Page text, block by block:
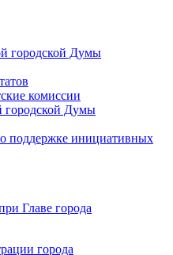
городской Думы
комиссии
городской Думы
поддержке инициативных
Главе города
города